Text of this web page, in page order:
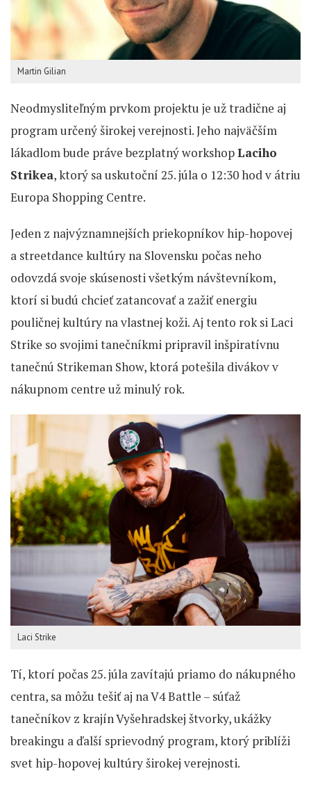
Martin Gilian
Neodmysliteľným prvkom projektu je už tradične aj
program určený širokej verejnosti. Jeho najväčším
lákadlom bude práve bezplatný workshopLaciho
Strikea, ktorý sa uskutoční 25. júla o 12:30 hod v átriu
Europa Shopping Centre.
Jeden z najvýznamnejších priekopníkov hip-hopovej
a streetdance kultúry na Slovensku počas neho
odovzdá svoje skúsenosti všetkým návštevníkom,
ktorí si budú chcieť zatancovať a zažiť energiu
pouličnej kultúry na vlastnej koži. Aj tento rok si Laci
Strike so svojimi tanečníkmi pripravil inšpiratívnu
tanečnú Strikeman Show, ktorá potešila divákov v
nákupnom centre už minulý rok.
Laci Strike
Tí, ktorí počas 25. júla zavítajú priamo do nákupného
centra, sa môžu tešiť aj na V4 Battle – súťaž
tanečníkov z krajín Vyšehradskej štvorky, ukážky
breakingu a ďalší sprievodný program, ktorý priblíži
svet hip-hopovej kultúry širokej verejnosti.